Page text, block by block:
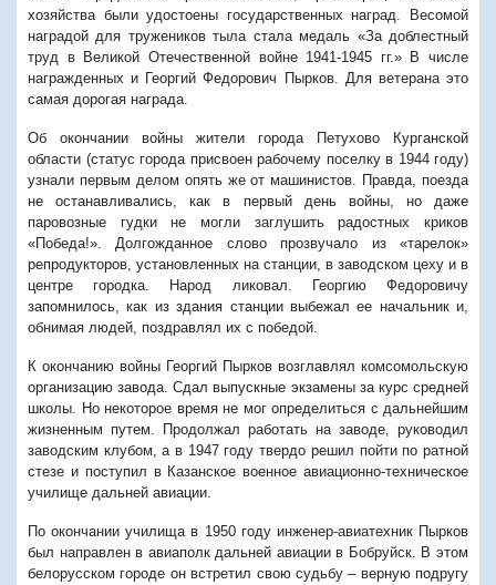
хозяйства были удостоены государственных наград. Весомой
наградой для тружеников тыла стала медаль «За доблестный
труд в Великой Отечественной войне 1941-1945 гг.» В числе
награжденных и Георгий Федорович Пырков. Для ветерана это
самая дорогая награда.
Об окончании войны жители города Петухово Курганской
области (статус города присвоен рабочему поселку в 1944 году)
узнали первым делом опять же от машинистов. Правда, поезда
не останавливались, как в первый день войны, но даже
паровозные гудки не могли заглушить радостных криков
«Победа!». Долгожданное слово прозвучало из «тарелок»
репродукторов, установленных на станции, в заводском цеху и в
центре городка. Народ ликовал. Георгию Федоровичу
запомнилось, как из здания станции выбежал ее начальник и,
обнимая людей, поздравлял их с победой.
К окончанию войны Георгий Пырков возглавлял комсомольскую
организацию завода. Сдал выпускные экзамены за курс средней
школы. Но некоторое время не мог определиться с дальнейшим
жизненным путем. Продолжал работать на заводе, руководил
заводским клубом, а в 1947 году твердо решил пойти по ратной
стезе и поступил в Казанское военное авиационно-техническое
училище дальней авиации.
По окончании училища в 1950 году инженер-авиатехник Пырков
был направлен в авиаполк дальней авиации в Бобруйск. В этом
белорусском городе он встретил свою судьбу – верную подругу